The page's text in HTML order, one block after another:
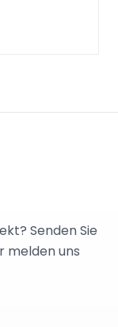
Senden Sie
melden uns